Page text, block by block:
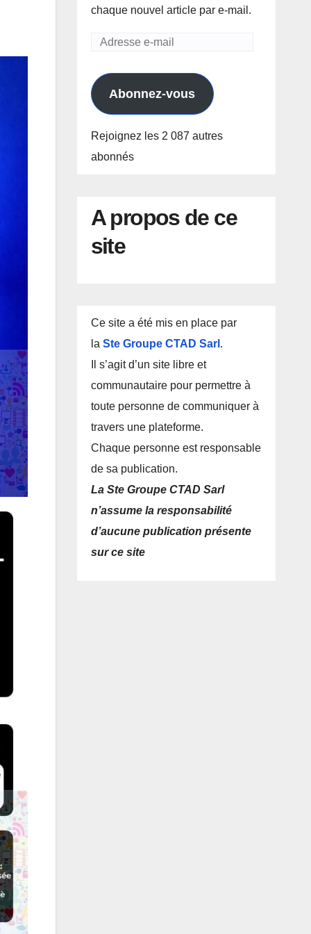
chaque nouvel article par e-mail.
Adresse
mail
Abonnez-vous
Rejoignez les 2 087 autres
abonnés
A propos de ce
site
Ce site a été mis en place par
la Ste Groupe CTAD Sarl .
Il s’agit d’un site libre et
communautaire pour permettre à
toute personne de communiquer à
travers une plateforme.
Chaque personne est responsable
de sa publication.
La Ste Groupe CTAD Sarl
n’assume la responsabilité
d’aucune publication présente
sur ce site